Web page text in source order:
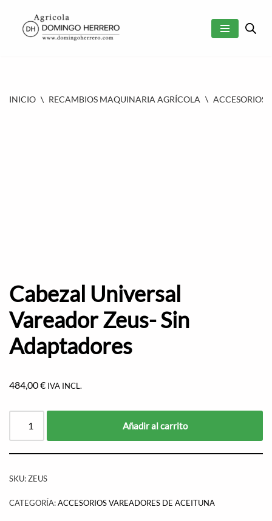
SALTAR
INICIO \ RECAMBIOS MAQUINARIA AGRÍCOLA \ ACCESORIOS
Cabezal Universal
Vareador Zeus- Sin
Adaptadores
484,00€ IVA INCL.
Añadir al carrito
SKU:ZEUS
CATEGORÍA:ACCESORIOS VAREADORES DE ACEITUNA